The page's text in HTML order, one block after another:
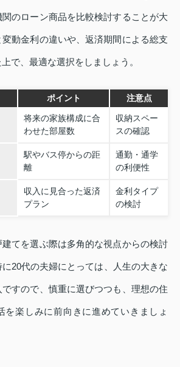
のローン商品を比較検討することが大
動金利の違いや、返済期間による総支
で、最適な選択をしましょう。
ポイント 注意点
将来の家族構成に合
わせた部屋数
収納スペー
スの確認
駅やバス停からの距
離
通勤・通学
の利便性
収入に見合った返済
プラン
金利タイプ
の検討
てを選ぶ際は多角的な視点からの検討
20代の夫婦にとっては、人生の大きな
すので、慎重に選びつつも、理想の住
を楽しみに前向きに進めていきましょ